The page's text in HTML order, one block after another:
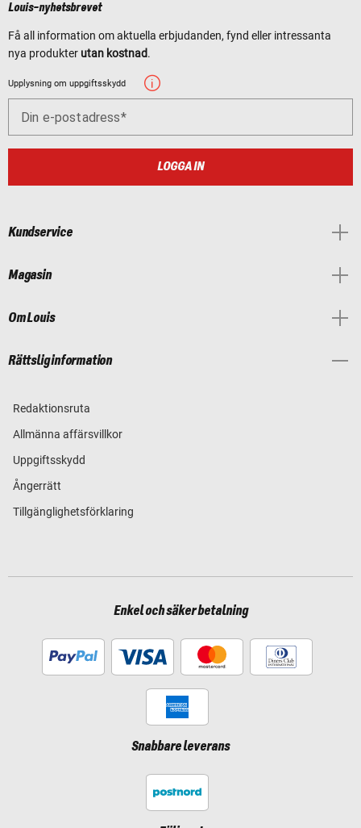
Louis-nyhetsbrevet
Få all information om aktuella erbjudanden, fynd eller intressanta
nya produkter utan kostnad.
Upplysning om uppgiftsskydd
Din e-postadress
LOGGA IN
Kundservice
Magasin
Om Louis
Rättslig information
Redaktionsruta
Allmänna affärsvillkor
Uppgiftsskydd
Ångerrätt
Tillgänglighetsförklaring
Enkel och säker betalning
Snabbare leverans